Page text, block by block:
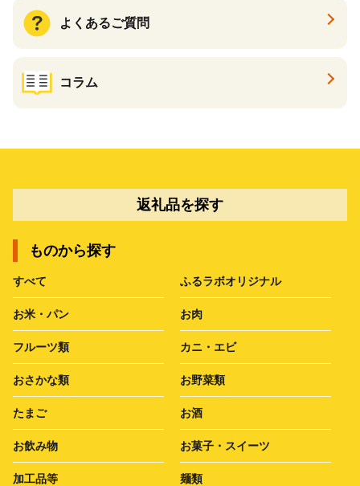
よくあるご質問
コラム
返礼品を探す
ものから探す
すべて ふるラボオリジナル
お米・パン お肉
フルーツ類 カニ・エビ
おさかな類 お野菜類
たまご お酒
お飲み物 お菓子・スイーツ
加工品等 麺類